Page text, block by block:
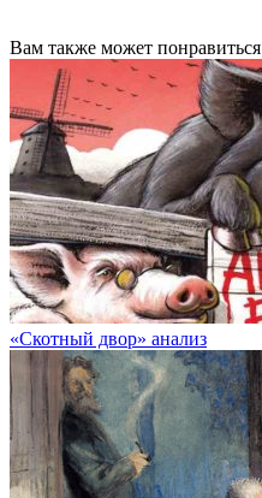
Вам также может понравиться
«Скотный двор» анализ